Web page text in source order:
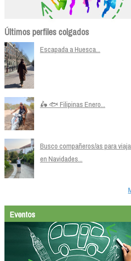
Últimos perfiles colgados
Escapada a Huesca...
🛵 🐟 Filipinas Enero...
Busco compañeros/as para
en Navidades...
Eventos